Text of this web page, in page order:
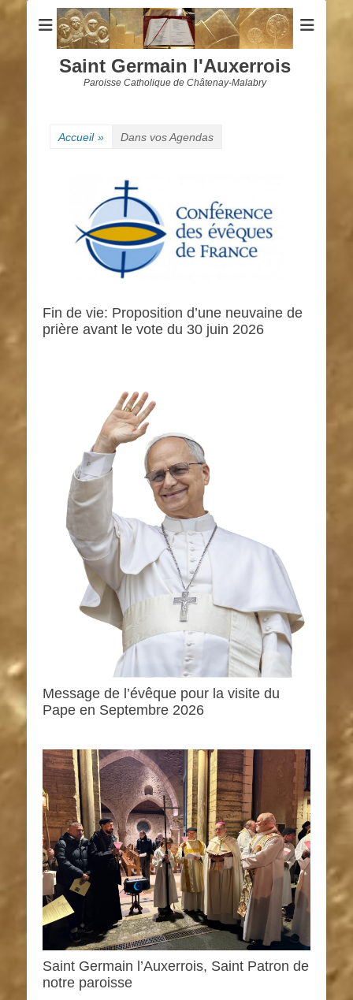
Saint Germain l'Auxerrois
Paroisse Catholique de Châtenay-Malabry
Accueil » Dans vos Agendas
Fin de vie: Proposition d’une neuvaine de
prière avant le vote du 30 juin 2026
Message de l’évêque pour la visite du
Pape en Septembre 2026
Saint Germain l’Auxerrois, Saint Patron de
notre paroisse